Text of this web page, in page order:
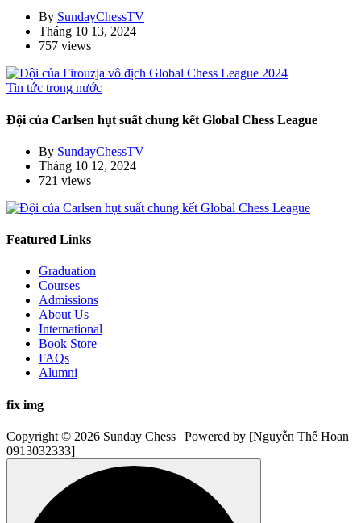
By SundayChessTV
Tháng 10 13, 2024
757 views
Tin tức trong nước
Đội của Carlsen hụt suất chung kết Global Chess League
By SundayChessTV
Tháng 10 12, 2024
721 views
Featured Links
Graduation
Courses
Admissions
About Us
International
Book Store
FAQs
Alumni
fix img
Copyright © 2026 Sunday Chess | Powered by [Nguyễn Thế Hoan
0913032333]